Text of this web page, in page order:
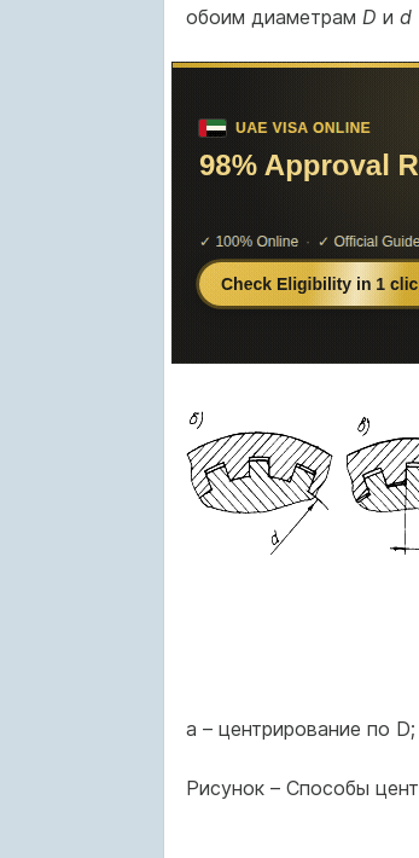
обоим диаметрам D и d
а – центрирование по
Рисунок – Способы